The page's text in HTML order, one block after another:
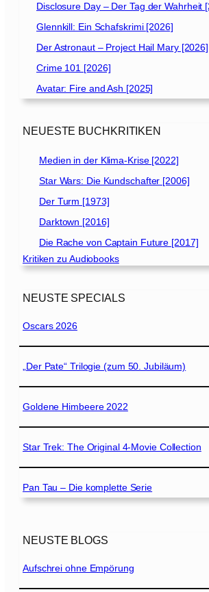
Disclosure Day – Der Tag der Wahrheit
Glennkill: Ein Schafskrimi [2026]
Der Astronaut – Project Hail Mary [2026]
Crime 101 [2026]
Avatar: Fire and Ash [2025]
NEUESTE BUCHKRITIKEN
Medien in der Klima-Krise [2022]
Star Wars: Die Kundschafter [2006]
Der Turm [1973]
Darktown [2016]
Die Rache von Captain Future [2017]
Kritiken zu Audiobooks
NEUSTE SPECIALS
Oscars 2026
„Der Pate“ Trilogie (zum 50. Jubiläum)
Goldene Himbeere 2022
Star Trek: The Original 4-Movie Collection
Pan Tau – Die komplette Serie
NEUSTE BLOGS
Aufschrei ohne Empörung